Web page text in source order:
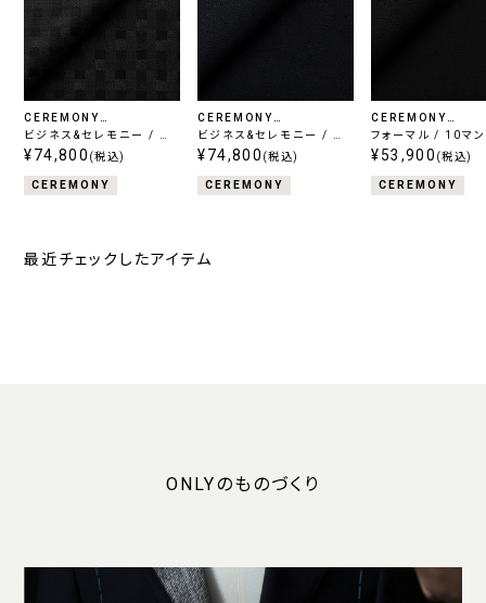
CEREMONY
COLLECTION
ビジネス&セレモニー / ス
ーパー130's チャコール
¥74,800 (税込)
CEREMONY
CEREMONY
COLLECTION
ビジネス&セレモニー / タ
キシードクロス ミッドナイ
¥74,800 (税込)
CEREMONY
CEREMONY
COLLECTION
フォーマル / 10マ
パーブラック
¥53,900 (税込)
CEREMONY
最近チェックしたアイテム
ONLYのものづくり